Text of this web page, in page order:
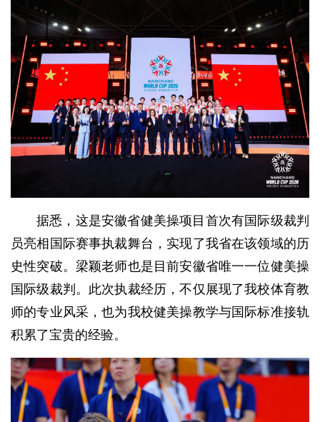
据悉，这是安徽省健美操项目首次有国际级裁判
员亮相国际赛事执裁舞台，实现了我省在该领域的历
史性突破。梁颖老师也是目前安徽省唯一一位健美操
国际级裁判。此次执裁经历，不仅展现了我校体育教
师的专业风采，也为我校健美操教学与国际标准接轨
积累了宝贵的经验。